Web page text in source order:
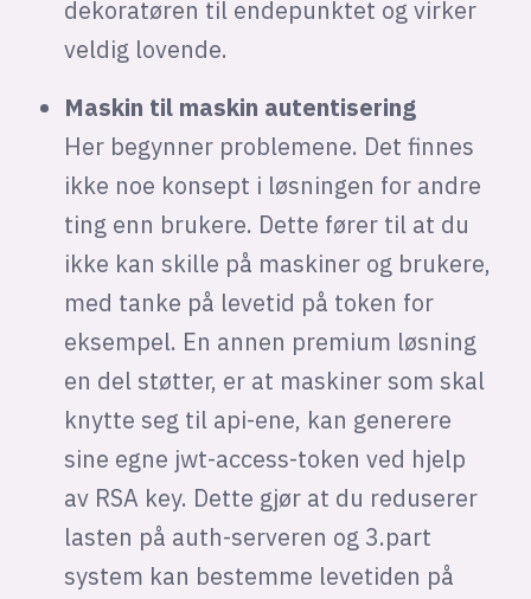
dekoratøren til endepunktet og virker
veldig lovende.
Maskin til maskin autentisering
Her begynner problemene. Det finnes
ikke noe konsept i løsningen for andre
ting enn brukere. Dette fører til at du
ikke kan skille på maskiner og brukere,
med tanke på levetid på token for
eksempel. En annen premium løsning
en del støtter, er at maskiner som skal
knytte seg til api-ene, kan generere
sine egne jwt-access-token ved hjelp
av RSA key. Dette gjør at du reduserer
lasten på auth-serveren og 3.part
system kan bestemme levetiden på